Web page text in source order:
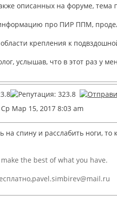
описанных на форуме,
про ПИР ППМ,
крепления к
услышав, что в этот раз у
Мар 15, 2017 8:03 am
на спину и расслабить ноги, то
the best of what you have.